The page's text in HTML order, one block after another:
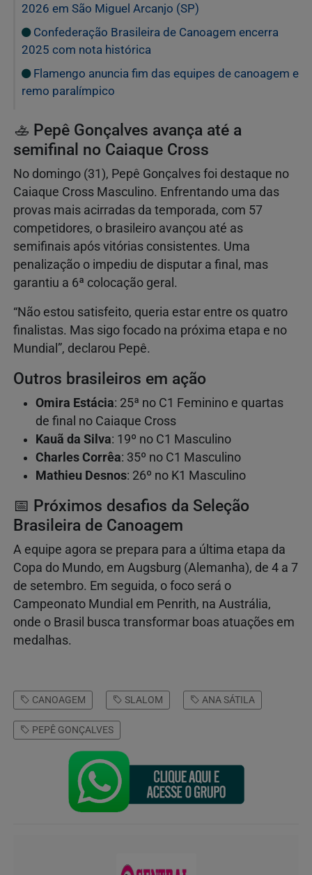
2026 em São Miguel Arcanjo (SP)
Confederação Brasileira de Canoagem encerra
2025 com nota histórica
Flamengo anuncia fim das equipes de canoagem e
remo paralímpico
🚣 Pepê Gonçalves avança até a
semifinal no Caiaque Cross
No domingo (31), Pepê Gonçalves foi destaque no
Caiaque Cross Masculino. Enfrentando uma das
provas mais acirradas da temporada, com 57
competidores, o brasileiro avançou até as
semifinais após vitórias consistentes. Uma
penalização o impediu de disputar a final, mas
garantiu a 6ª colocação geral.
“Não estou satisfeito, queria estar entre os quatro
finalistas. Mas sigo focado na próxima etapa e no
Mundial”, declarou Pepê.
Outros brasileiros em ação
Omira Estácia: 25ª no C1 Feminino e quartas
de final no Caiaque Cross
Kauã da Silva: 19º no C1 Masculino
Charles Corrêa: 35º no C1 Masculino
Mathieu Desnos: 26º no K1 Masculino
📅 Próximos desafios da Seleção
Brasileira de Canoagem
A equipe agora se prepara para a última etapa da
Copa do Mundo, em Augsburg (Alemanha), de 4 a 7
de setembro. Em seguida, o foco será o
Campeonato Mundial em Penrith, na Austrália,
onde o Brasil busca transformar boas atuações em
medalhas.
CANOAGEM SLALOM ANA SÁTILA
PEPÊ GONÇALVES